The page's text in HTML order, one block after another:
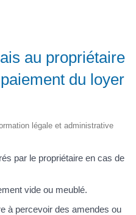
au propriétaire
du loyer
légale et administrative
par le propriétaire en cas de
vide ou meublé.
à percevoir des amendes ou